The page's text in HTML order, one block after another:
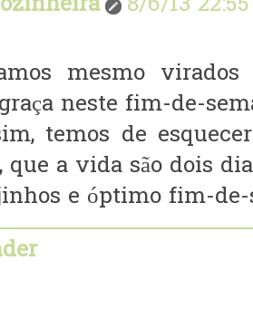
mesmo
neste fim-de-
temos de
que a vida são dois
e óptimo fim-de-